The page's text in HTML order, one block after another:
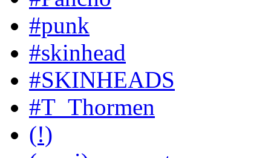
#punk
#skinhead
#SKINHEADS
#T_Thormen
(!)